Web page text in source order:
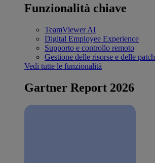
Funzionalità chiave
TeamViewer AI
Digital Employee Experience
Supporto e controllo remoto
Gestione delle risorse e delle patch
Vedi tutte le funzionalità
Gartner Report 2026